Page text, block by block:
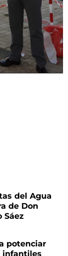
del Agua
de Don
Sáez
potenciar
infantiles